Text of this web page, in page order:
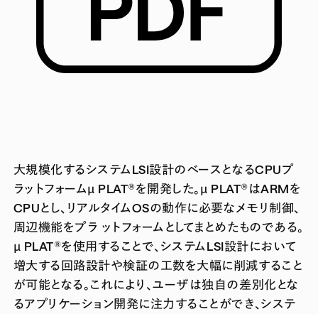
大規模化するシステムLSI設計のベースとなるCPUプ
ラットフォームµ PLAT®を開発した。µ PLAT®はARMを
CPUとし、リアルタイムOSの動作に必要なメモリ制御、
周辺機能をプラ ットフォームとしてまとめたものである。
µ PLAT®を使用することで、システムLSI設計において
増大する回路設計や検証の工数を大幅に削減すること
が可能となる。これにより、ユーザは独自の差別化とな
るアプリケーション開発に注力することができ、システ